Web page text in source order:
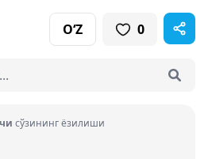
O‘Z 0
сўзининг ёзилиши